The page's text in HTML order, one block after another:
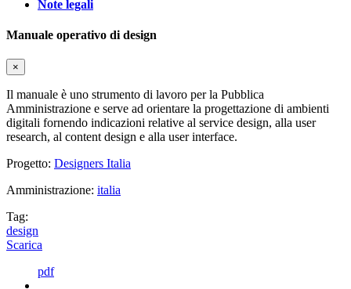
Note legali
Manuale operativo di design
×
Il manuale è uno strumento di lavoro per la Pubblica
Amministrazione e serve ad orientare la progettazione di ambienti
digitali fornendo indicazioni relative al service design, alla user
research, al content design e alla user interface.
Progetto: Designers Italia
Amministrazione: italia
Tag:
design
Scarica
pdf